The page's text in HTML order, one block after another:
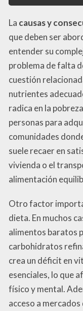
La causas y
que deben ser
entender su
problema de falta
cuestión
nutrientes
radica en la
personas para
comunidades
suele recaer en
vivienda o el
alimentación
Otro factor
dieta. En muchos
alimentos baratos
carbohidratos
crea un déficit en
esenciales, lo que
físico y mental.
acceso a